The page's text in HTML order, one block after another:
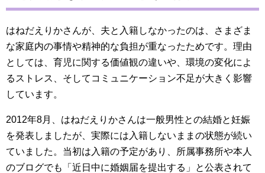
はねだえりかさんが、夫と入籍しなかったのは、さまざま
な家庭内の事情や精神的な負担が重なったためです。理由
としては、育児に関する価値観の違いや、環境の変化によ
るストレス、そしてコミュニケーション不足が大きく影響
しています。
2012年8月、はねだえりかさんは一般男性との結婚と妊娠
を発表しましたが、実際には入籍しないままの状態が続い
ていました。当初は入籍の予定があり、所属事務所や本人
のブログでも「近日中に婚姻届を提出する」と公表されて